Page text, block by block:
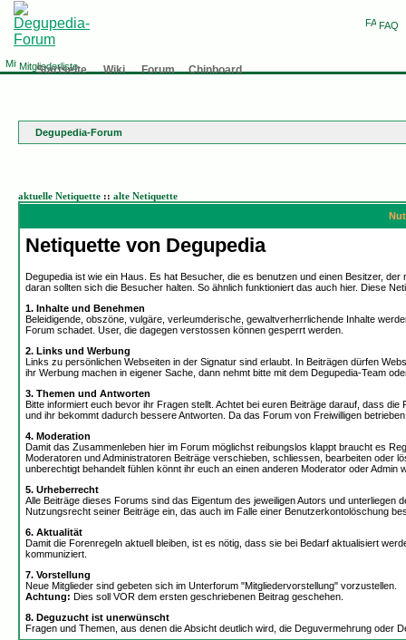
FAQ
Mitgliederliste
Startseite Wiki Forum Chinboard
Degupedia-Forum
aktuelle Netiquette:: alte Netiquette
Netiquette von Degupedia
Degupedia ist wie ein Haus. Es hat Besucher, die es benutzen und einen Besitzer,
daran sollten sich die Besucher halten. So ähnlich funktioniert das auch hier. Diese
1. Inhalte und Benehmen
Beleidigende, obszöne, vulgäre, verleumderische, gewaltverherrlichende Inhalte
Forum schadet. User, die dagegen verstossen können gesperrt werden.
2. Links und Werbung
Links zu persönlichen Webseiten in der Signatur sind erlaubt. In Beiträgen dürfen
ihr Werbung machen in eigener Sache, dann nehmt bitte mit dem Degupedia-Team
3. Themen und Antworten
Bitte informiert euch bevor ihr Fragen stellt. Achtet bei euren Beiträge darauf, dass
und ihr bekommt dadurch bessere Antworten. Da das Forum von Freiwilligen
4. Moderation
Damit das Zusammenleben hier im Forum möglichst reibungslos klappt braucht es
Moderatoren und Administratoren Beiträge verschieben, schliessen, bearbeiten oder
unberechtigt behandelt fühlen könnt ihr euch an einen anderen Moderator oder Admin
5. Urheberrecht
Alle Beiträge dieses Forums sind das Eigentum des jeweiligen Autors und
Nutzungsrecht seiner Beiträge ein, das auch im Falle einer Benutzerkontolöschung
6. Aktualität
Damit die Forenregeln aktuell bleiben, ist es nötig, dass sie bei Bedarf aktualisiert
kommuniziert.
7. Vorstellung
Neue Mitglieder sind gebeten sich im Unterforum "Mitgliedervorstellung" vorzustellen.
Achtung: Dies soll VOR dem ersten geschriebenen Beitrag geschehen.
8. Deguzucht ist unerwünscht
Fragen und Themen, aus denen die Absicht deutlich wird, die Deguvermehrung oder